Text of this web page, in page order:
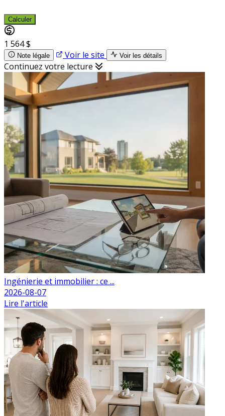
Calculer
1 564 $
Note légale Voir le site Voir les détails
Continuez votre lecture
Ingénierie et immobilier : ce ...
2026-08-07
Lire l'article